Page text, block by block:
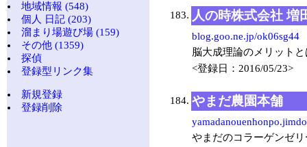
地域情報 (548)
個人 日記 (203)
溜まり場遊び場 (159)
その他 (1359)
探偵
登録型リンク集
新規登録
登録削除
183. 人の時株式会社 増
blog.goo.ne.jp/ok06sg44
脳大成理論のメリット
<登録日：2016/05/23>
184. やまだ農園本舗
やまだのコラーゲンゼリ